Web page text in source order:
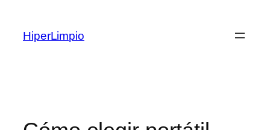
contenido
HiperLimpio